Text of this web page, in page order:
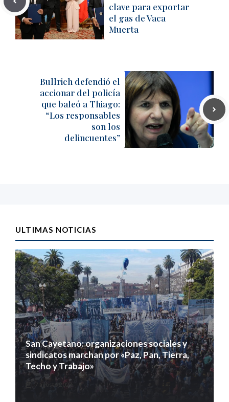
clave para exportar
el gas de Vaca
Muerta
Bullrich defendió el
accionar del policía
que baleó a Thiago:
“Los responsables
son los
delincuentes”
ULTIMAS NOTICIAS
San Cayetano: organizaciones sociales y
sindicatos marchan por «Paz, Pan, Tierra,
Techo y Trabajo»
7 agosto 2026